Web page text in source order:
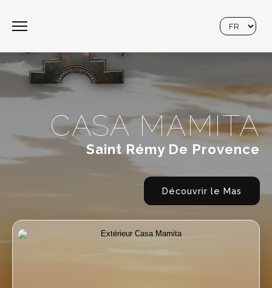
Accueil
La Maison
Tarifs
Langue
CASA MAMITA
Saint Rémy De Provence
Découvrir le Mas